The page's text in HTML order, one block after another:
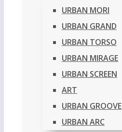
URBAN MORI
URBAN GRAND
URBAN TORSO
URBAN MIRAGE
URBAN SCREEN
ART
URBAN GROOVE
URBAN ARC